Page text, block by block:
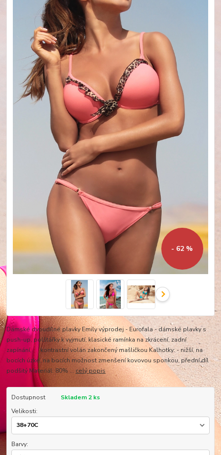
- 62 %
Dámské dvoudílné plavky Emily výprodej - Eurofala - dámské plavky s
push-up, polštářky k vyjmutí, klasické ramínka na zkrácení, zadní
zapínání, kontrastní volán zakončený mašličkou Kalhotky: - nižší, na
bocích úzké, na bocích možnost zmenšení kovovou sponkou, přední díl
podšitý Materiál: 80% ... celý popis
Dostupnost
Skladem 2 ks
Velikosti:
Barvy: